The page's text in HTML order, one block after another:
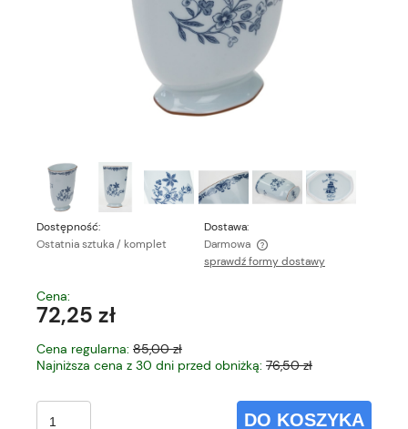
Dostępność:
Ostatnia sztuka / komplet
Dostawa:
Darmowa
Cena nie zawiera ewentualnych kosztów płatności
sprawdź formy dostawy
Cena:
72,25 zł
Cena regularna: 85,00 zł
Najniższa cena z 30 dni przed obniżką: 76,50 zł
DO KOSZYKA